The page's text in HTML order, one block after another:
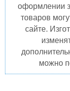
оформлении
товаров
сайте.
можно